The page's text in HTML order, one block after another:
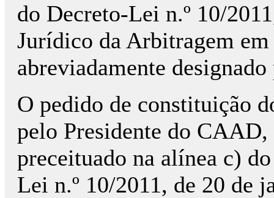
do Decreto-Lei n.º 10/
Jurídico da Arbitragem
abreviadamente
O pedido de constituição
pelo Presidente do
preceituado na alínea c)
Lei n.º 10/2011, de 20 de